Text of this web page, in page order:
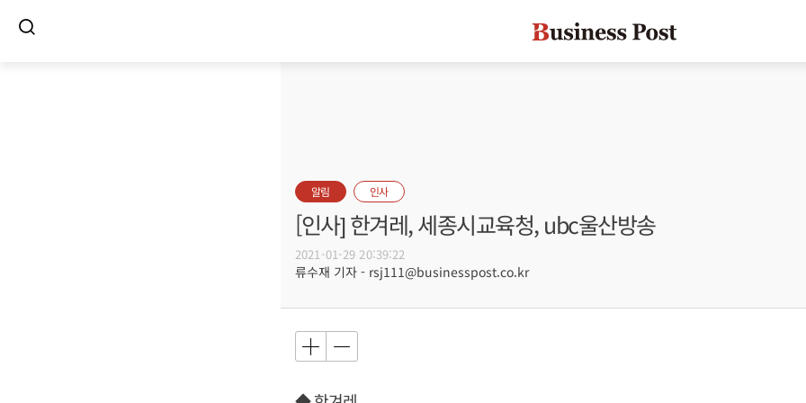
알림 인사
[인사] 한겨레, 세종시교육청, ubc울산방송
2021-01-29 20:39:22
류수재 기자 - rsj111@businesspost.co.kr